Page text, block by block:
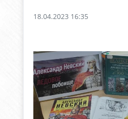
18.04.2023 16:35